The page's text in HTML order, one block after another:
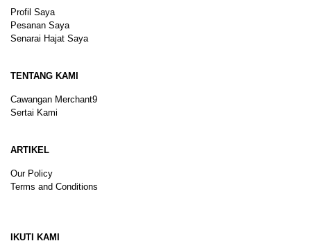
Profil Saya
Pesanan Saya
Senarai Hajat Saya
TENTANG KAMI
Cawangan Merchant9
Sertai Kami
ARTIKEL
Our Policy
Terms and Conditions
IKUTI KAMI